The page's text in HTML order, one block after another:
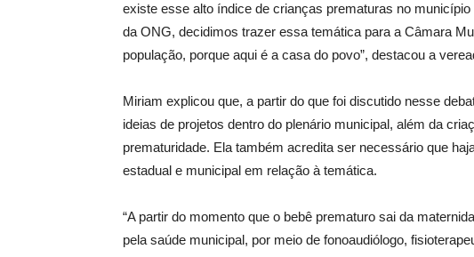
existe esse alto índice de crianças prematuras no
da ONG, decidimos trazer essa temática para a Câmara
população, porque aqui é a casa do povo”, destacou a
Miriam explicou que, a partir do que foi discutido nesse
ideias de projetos dentro do plenário municipal, além da
prematuridade. Ela também acredita ser necessário que
estadual e municipal em relação à temática.
“A partir do momento que o bebê prematuro sai da
pela saúde municipal, por meio de fonoaudiólogo,